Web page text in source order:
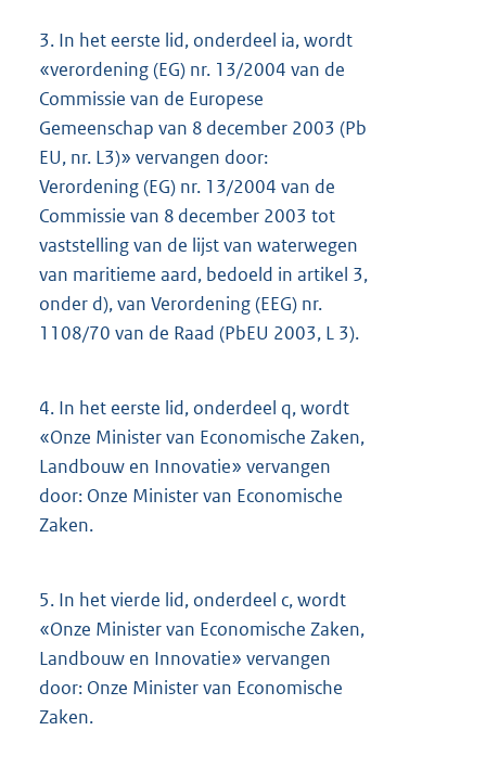
3. In het eerste lid, onderdeel ia, wordt
«verordening (EG) nr. 13/2004 van de
Commissie van de Europese
Gemeenschap van 8 december 2003 (Pb
EU, nr. L3)» vervangen door:
Verordening (EG) nr. 13/2004 van de
Commissie van 8 december 2003 tot
vaststelling van de lijst van waterwegen
van maritieme aard, bedoeld in artikel 3,
onder d), van Verordening (EEG) nr.
1108/70 van de Raad (PbEU 2003, L 3).
4. In het eerste lid, onderdeel q, wordt
«Onze Minister van Economische Zaken,
Landbouw en Innovatie» vervangen
door: Onze Minister van Economische
Zaken.
5. In het vierde lid, onderdeel c, wordt
«Onze Minister van Economische Zaken,
Landbouw en Innovatie» vervangen
door: Onze Minister van Economische
Zaken.